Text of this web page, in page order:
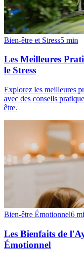
Bien-être et Stress5 min
Les Meilleures
le Stress
Explorez les meilleures
avec des conseils
être.
Bien-être Émotionnel6
Les Bienfaits de
Émotionnel